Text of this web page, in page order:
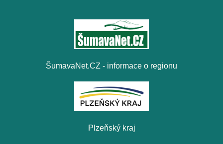
ŠumavaNet.CZ - informace o regionu
Plzeňský kraj